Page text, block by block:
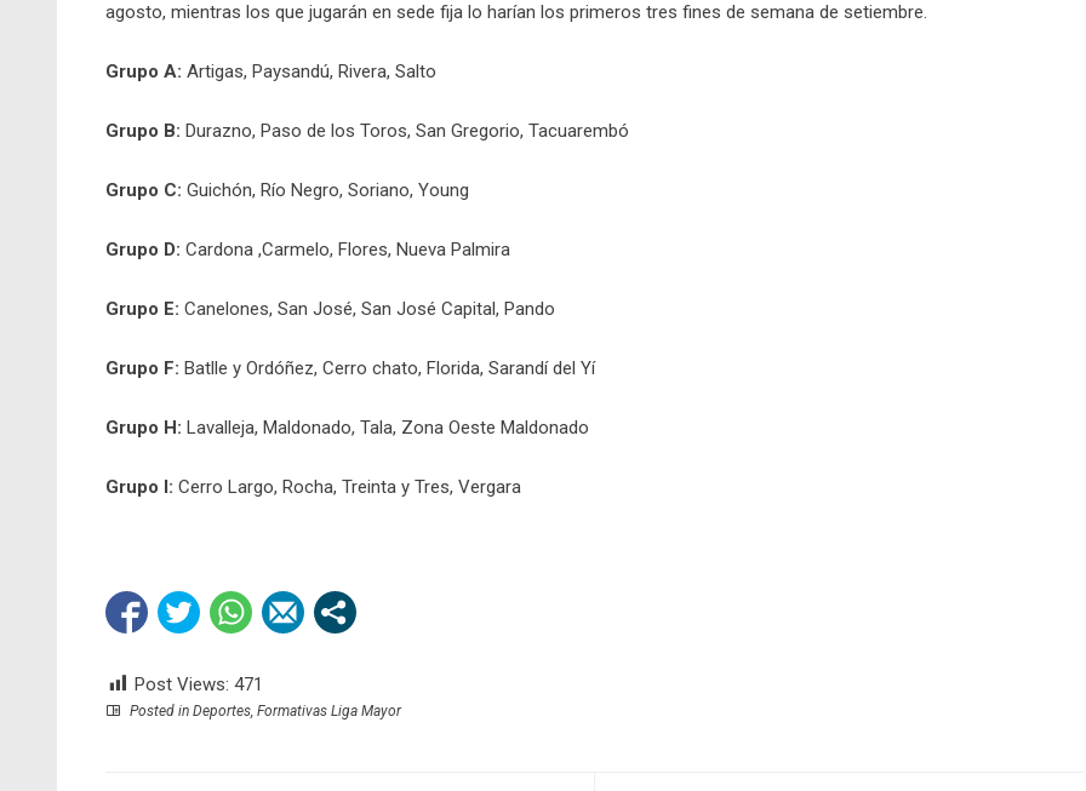
agosto, mientras los que jugarán en sede fija lo harían los primeros tres fines de semana de setiembre.
Grupo A: Artigas, Paysandú, Rivera, Salto
Grupo B: Durazno, Paso de los Toros, San Gregorio, Tacuarembó
Grupo C: Guichón, Río Negro, Soriano, Young
Grupo D: Cardona ,Carmelo, Flores, Nueva Palmira
Grupo E: Canelones, San José, San José Capital, Pando
Grupo F: Batlle y Ordóñez, Cerro chato, Florida, Sarandí del Yí
Grupo H: Lavalleja, Maldonado, Tala, Zona Oeste Maldonado
Grupo I: Cerro Largo, Rocha, Treinta y Tres, Vergara
Post Views: 471
Posted in Deportes, Formativas Liga Mayor